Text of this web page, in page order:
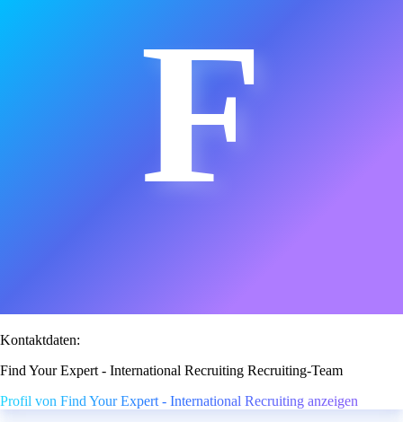
F
Kontaktdaten:
Find Your Expert - International Recruiting Recruiting-Team
Profil von Find Your Expert - International Recruiting anzeigen